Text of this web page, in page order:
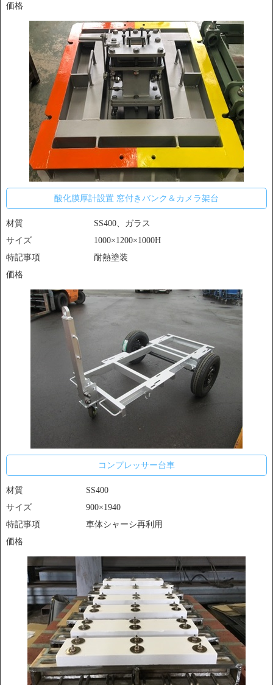
価格
酸化膜厚計設置 窓付きバンク＆カメラ架台
材質
SS400、ガラス
サイズ
1000×1200×1000H
特記事項
耐熱塗装
価格
コンプレッサー台車
材質
SS400
サイズ
900×1940
特記事項
車体シャーシ再利用
価格